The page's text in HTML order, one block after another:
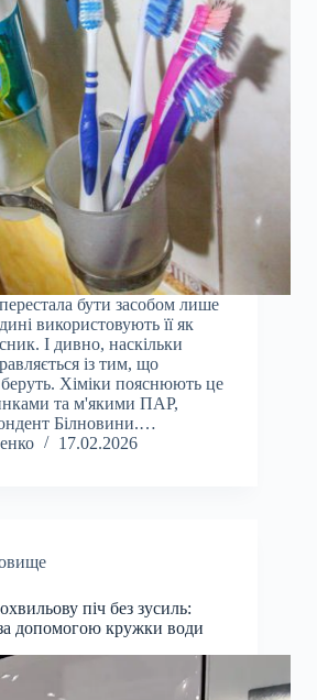
бути засобом лише
використовують її як
І дивно, наскільки
із тим, що
Хіміки пояснюють це
та м'якими ПАР,
Білновини.…
17.02.2026
піч без зусиль:
допомогою кружки води